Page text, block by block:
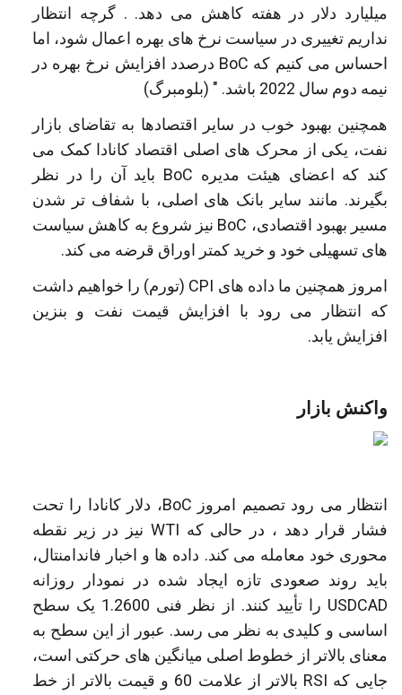
میلیارد دلار در هفته كاهش می دهد. . گرچه انتظار
نداریم تغییری در سیاست نرخ های بهره اعمال شود، اما
احساس می کنیم که BoC درصدد افزایش نرخ بهره در
نیمه دوم سال 2022 باشد. " (بلومبرگ)
همچنین بهبود خوب در سایر اقتصادها به تقاضای بازار
نفت، یکی از محرک های اصلی اقتصاد کانادا کمک می
کند که اعضای هیئت مدیره BoC باید آن را در نظر
بگیرند. مانند سایر بانک های اصلی، با شفاف تر شدن
مسیر بهبود اقتصادی، BoC نیز شروع به کاهش سیاست
های تسهیلی خود و خرید کمتر اوراق قرضه می کند.
امروز همچنین ما داده های CPI (تورم) را خواهیم داشت
که انتظار می رود با افزایش قیمت نفت و بنزین
افزایش یابد.
واکنش بازار
انتظار می رود تصمیم امروز BoC، دلار کانادا را تحت
فشار قرار دهد ، در حالی که WTI نیز در زیر نقطه
محوری خود معامله می کند. داده ها و اخبار فاندامنتال،
باید روند صعودی تازه ایجاد شده در نمودار روزانه
USDCAD را تأیید کنند. از نظر فنی 1.2600 یک سطح
اساسی و کلیدی به نظر می رسد. عبور از این سطح به
معنای بالاتر از خطوط اصلی میانگین های حرکتی است،
جایی که RSI بالاتر از علامت 60 و قیمت بالاتر از خط